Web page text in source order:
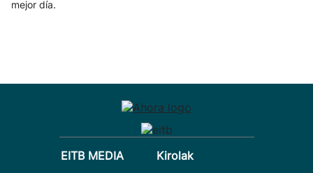
mejor día.
EITB MEDIA
Kirolak